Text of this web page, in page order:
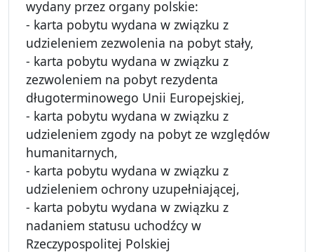
wydany przez organy polskie:
- karta pobytu wydana w związku z
udzieleniem zezwolenia na pobyt stały,
- karta pobytu wydana w związku z
zezwoleniem na pobyt rezydenta
długoterminowego Unii Europejskiej,
- karta pobytu wydana w związku z
udzieleniem zgody na pobyt ze względów
humanitarnych,
- karta pobytu wydana w związku z
udzieleniem ochrony uzupełniającej,
- karta pobytu wydana w związku z
nadaniem statusu uchodźcy w
Rzeczypospolitej Polskiej